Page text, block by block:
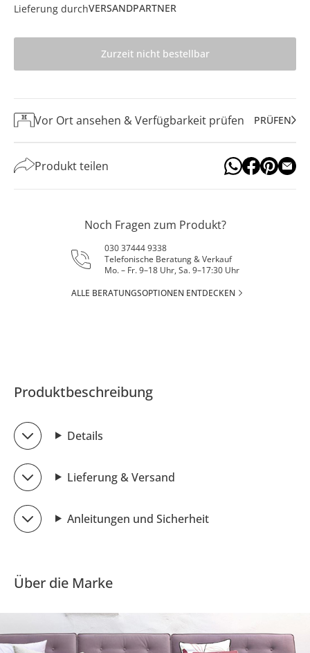
Lieferung durchVERSANDPARTNER
Zurzeit nicht bestellbar
Vor Ort ansehen & Verfügbarkeit prüfen PRÜFEN
Produkt teilen
Noch Fragen zum Produkt?
030 37444 9338
Telefonische Beratung & Verkauf
Mo. – Fr. 9–18 Uhr, Sa. 9–17:30 Uhr
ALLE BERATUNGSOPTIONEN ENTDECKEN
Produktbeschreibung
Details
Lieferung & Versand
Anleitungen und Sicherheit
Über die Marke